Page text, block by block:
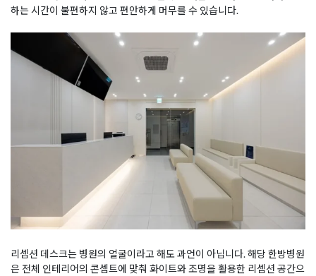
하는 시간이 불편하지 않고 편안하게 머무를 수 있습니다.
리셉션 데스크는 병원의 얼굴이라고 해도 과언이 아닙니다. 해당 한방병원
은 전체 인테리어의 콘셉트에 맞춰 화이트와 조명을 활용한 리셉션 공간으